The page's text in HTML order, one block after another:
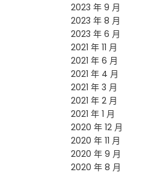
2023 年 9 月
2023 年 8 月
2023 年 6 月
2021 年 11 月
2021 年 6 月
2021 年 4 月
2021 年 3 月
2021 年 2 月
2021 年 1 月
2020 年 12 月
2020 年 11 月
2020 年 9 月
2020 年 8 月